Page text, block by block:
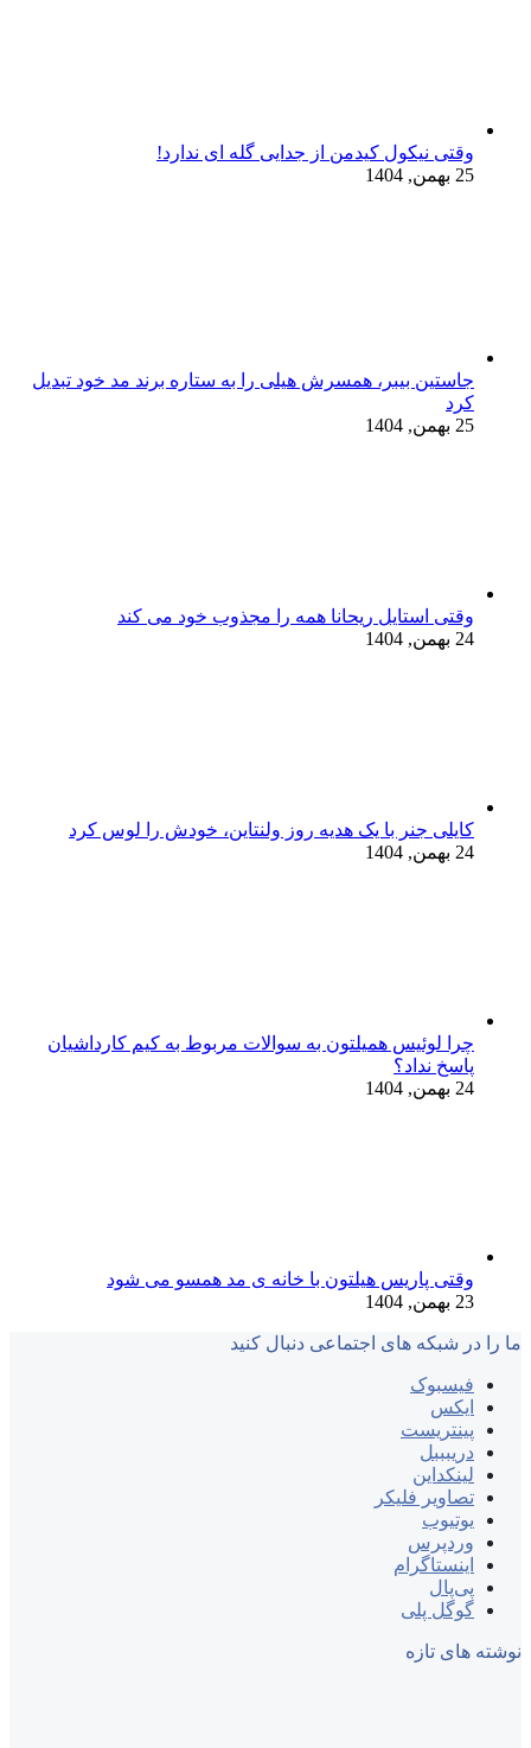
وقتی نیکول کیدمن از جدایی گله ای ندارد!
25 بهمن, 1404
جاستین بیبر، همسرش هیلی را به ستاره برند مد خود تبدیل
کرد
25 بهمن, 1404
وقتی استایل ریحانا همه را مجذوب خود می‌ کند
24 بهمن, 1404
کایلی جنر با یک هدیه روز ولنتاین، خودش را لوس کرد
24 بهمن, 1404
چرا لوئیس همیلتون به سوالات مربوط به کیم کارداشیان
پاسخ نداد؟
24 بهمن, 1404
وقتی پاریس هیلتون با خانه‌ ی مد همسو می شود
23 بهمن, 1404
ما را در شبکه های اجتماعی دنبال کنید
فیسبوک
ایکس
پینتریست
دریبببل
لینکداین
تصاویر فلیکر
یوتیوب
وردپرس
اینستاگرام
پی‌پال
گوگل پلی
نوشته های تازه